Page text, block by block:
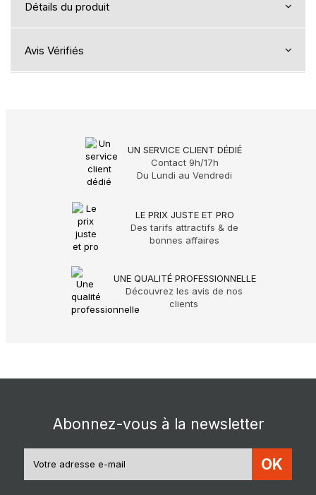
Détails du produit
Avis Vérifiés
UN SERVICE CLIENT DÉDIÉ
Contact 9h/17h
Du Lundi au Vendredi
LE PRIX JUSTE ET PRO
Des tarifs attractifs & de
bonnes affaires
UNE QUALITÉ PROFESSIONNELLE
Découvrez les avis de nos
clients
Abonnez-vous à la newsletter
OK